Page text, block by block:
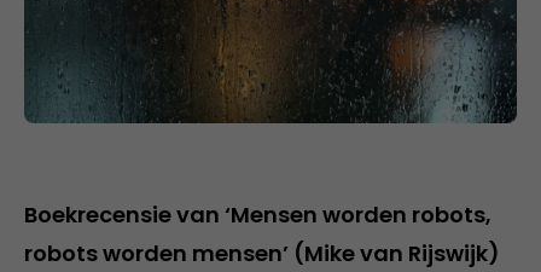
Boekrecensie van ‘Mensen worden robots,
robots worden mensen’ (Mike van Rijswijk)